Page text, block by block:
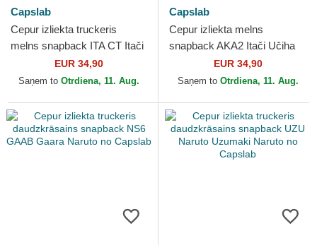
Capslab
Cepur izliekta truckeris
melns snapback ITA CT Itači
Učiha Naruto no Capslab
EUR 34,90
Saņem to Otrdiena, 11. Aug.
Capslab
Cepur izliekta melns
snapback AKA2 Itači Učiha
Naruto no Capslab
EUR 34,90
Saņem to Otrdiena, 11. Aug.